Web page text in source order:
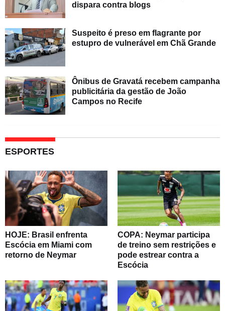
dispara contra blogs
Suspeito é preso em flagrante por
estupro de vulnerável em Chã Grande
Ônibus de Gravatá recebem campanha
publicitária da gestão de João
Campos no Recife
ESPORTES
HOJE: Brasil enfrenta
Escócia em Miami com
retorno de Neymar
COPA: Neymar participa
de treino sem restrições e
pode estrear contra a
Escócia